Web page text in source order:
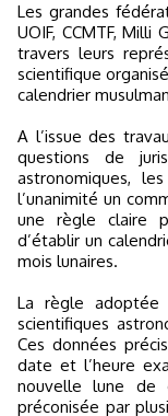
Les grandes
UOIF, CCMTF, Milli
travers leurs
scientifique
calendrier
A l’issue des
questions de
astronomiques,
l’unanimité un
une règle claire
d’établir un
mois lunaires.
La règle adoptée
scientifiques
Ces données
date et l’heure
nouvelle lune de
préconisée par